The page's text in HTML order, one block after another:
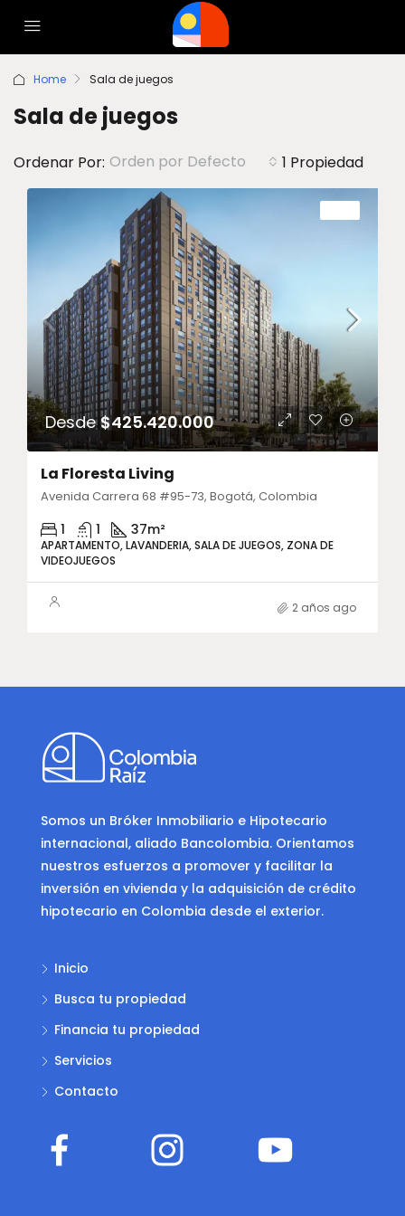
Home Sala de juegos
Sala de juegos
1 Propiedad
Ordenar Por: Orden por Defecto
Desde$425.420.000
La Floresta Living
Avenida Carrera 68 #95-73, Bogotá, Colombia
1 1 37m²
APARTAMENTO, LAVANDERIA, SALA DE JUEGOS, ZONA DE
VIDEOJUEGOS
2 años ago
Somos un Bróker Inmobiliario e Hipotecario
internacional, aliado Bancolombia. Orientamos
nuestros esfuerzos a promover y facilitar la
inversión en vivienda y la adquisición de crédito
hipotecario en Colombia desde el exterior.
Inicio
Busca tu propiedad
Financia tu propiedad
Servicios
Contacto